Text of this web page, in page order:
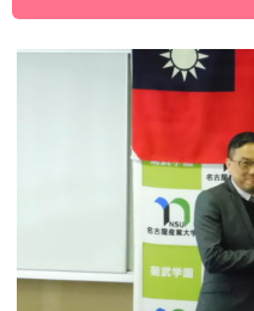
オープンキャンパス・行事